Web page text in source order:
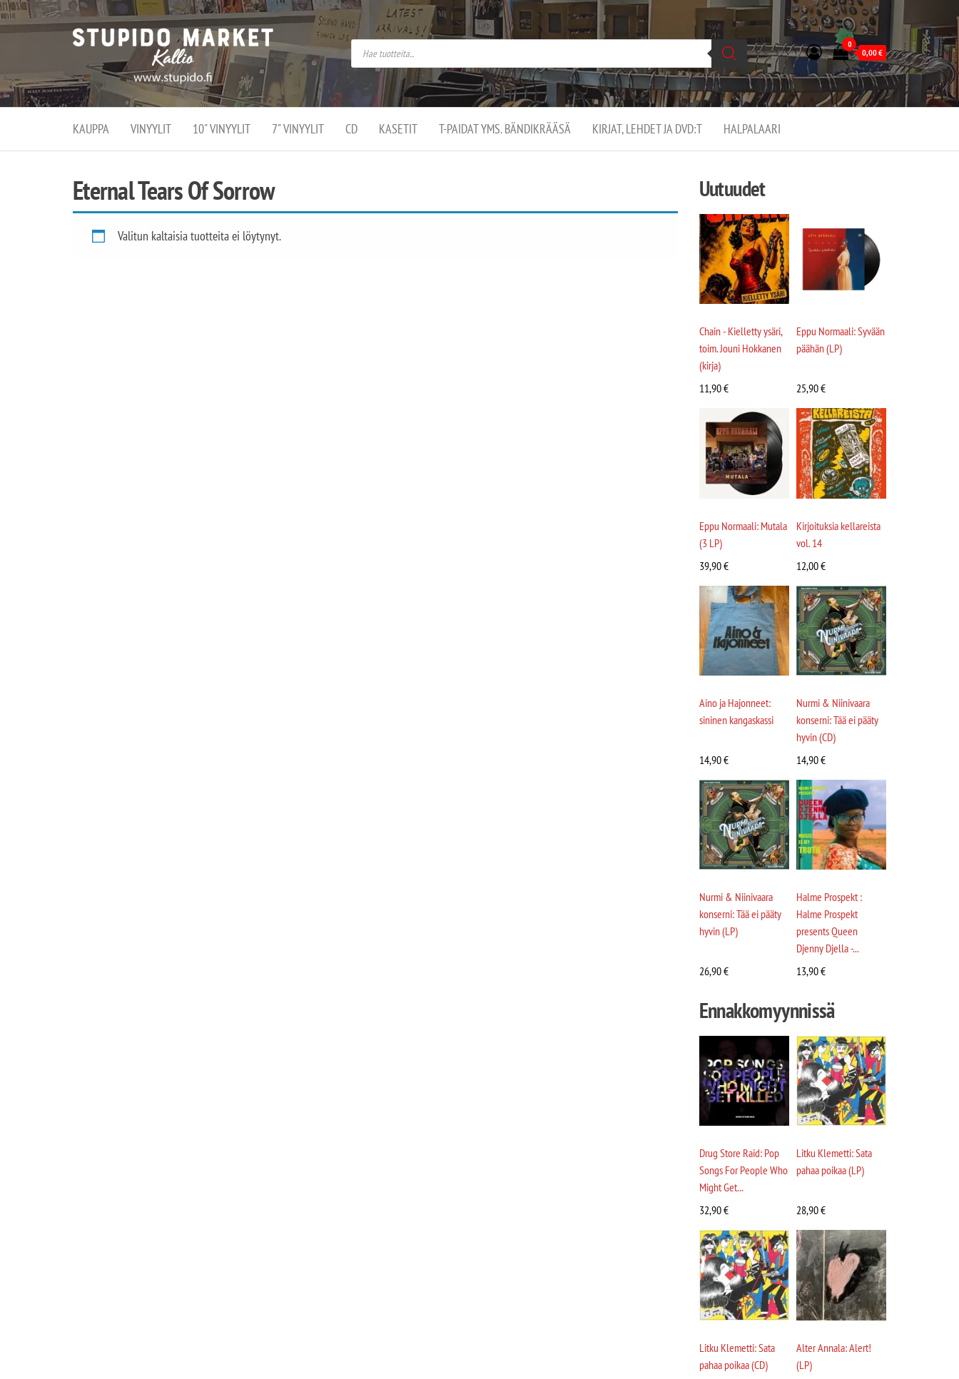
Stupido
Market –
verkossa
ja
kivijalassa
Stupido Market on
vaihtoehtomusaan
erikoistunut
verkko- sekä
kivijalkakauppa
Helsingissä
Kallion
0
0,00€
KAUPPA VINYYLIT 10" VINYYLIT 7" VINYYLIT CD KASETIT T-PAIDAT YMS. BÄNDIKRÄÄSÄ KIRJAT, LEHDET JA DVD:T HALPALAARI
Eternal Tears Of Sorrow
Valitun kaltaisia tuotteita ei löytynyt.
Uutuudet
Chain - Kielletty ysäri,
toim. Jouni Hokkanen
(kirja)
11,90€
Eppu Normaali: Syvään
päähän (LP)
25,90€
Eppu Normaali: Mutala
(3 LP)
39,90€
Kirjoituksia kellareista
vol. 14
12,00€
Aino ja Hajonneet:
sininen kangaskassi
14,90€
Nurmi & Niinivaara
konserni: Tää ei pääty
hyvin (CD)
14,90€
Nurmi & Niinivaara
konserni: Tää ei pääty
hyvin (LP)
26,90€
Halme Prospekt :
Halme Prospekt
presents Queen
Djenny Djella -...
13,90€
Ennakkomyynnissä
Drug Store Raid: Pop
Songs For People Who
Might Get...
32,90€
Litku Klemetti: Sata
pahaa poikaa (LP)
28,90€
Litku Klemetti: Sata
pahaa poikaa (CD)
Alter Annala: Alert!
(LP)